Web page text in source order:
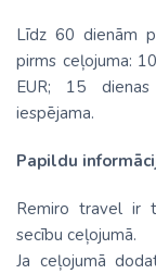
Līdz 60 dienām
pirms ceļojuma:
EUR; 15 dienas
iespējama.
Papildu
Remiro travel ir
secību ceļojumā.
Ja ceļojumā